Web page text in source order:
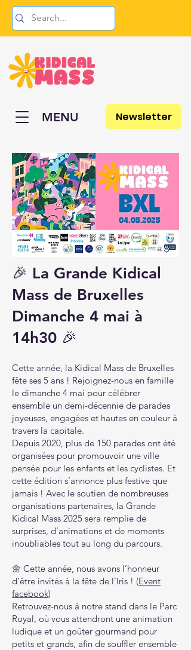
MENU Newsletter
🎉 La Grande Kidical
Mass de Bruxelles
Dimanche 4 mai à
14h30 🎉
Cette année, la Kidical Mass de Bruxelles
fête ses 5 ans ! Rejoignez-nous en famille
le dimanche 4 mai pour célébrer
ensemble un demi-décennie de parades
joyeuses, engagées et hautes en couleur à
travers la capitale.
Depuis 2020, plus de 150 parades ont été
organisées pour promouvoir une ville
pensée pour les enfants et les cyclistes. Et
cette édition s’annonce plus festive que
jamais ! Avec le soutien de nombreuses
organisations partenaires, la Grande
Kidical Mass 2025 sera remplie de
surprises, d’animations et de moments
inoubliables tout au long du parcours.
🌼 Cette année, nous avons l’honneur
d’être invités à la fête de l’Iris ! (Event
facebook)
Retrouvez-nous à notre stand dans le Parc
Royal, où vous attendront une animation
ludique et un goûter gourmand pour
petits et grands, afin de souffler ensemble